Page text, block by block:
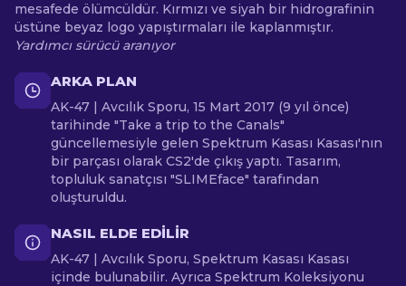
mesafede ölümcüldür. Kırmızı ve siyah bir hidrografinin
üstüne beyaz logo yapıştırmaları ile kaplanmıştır.
Yardımcı sürücü aranıyor
ARKA PLAN
AK-47 | Avcılık Sporu, 15 Mart 2017 (9 yıl önce)
tarihinde "Take a trip to the Canals"
güncellemesiyle gelen Spektrum Kasası Kasası'nın
bir parçası olarak CS2'de çıkış yaptı. Tasarım,
topluluk sanatçısı "SLIMEface" tarafından
oluşturuldu.
NASIL ELDE EDILIR
AK-47 | Avcılık Sporu, Spektrum Kasası Kasası
içinde bulunabilir. Ayrıca Spektrum Koleksiyonu